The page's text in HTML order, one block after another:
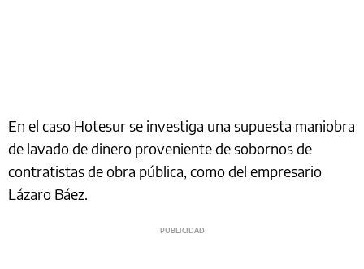
En el caso Hotesur se investiga una supuesta maniobra
de lavado de dinero proveniente de sobornos de
contratistas de obra pública, como del empresario
Lázaro Báez.